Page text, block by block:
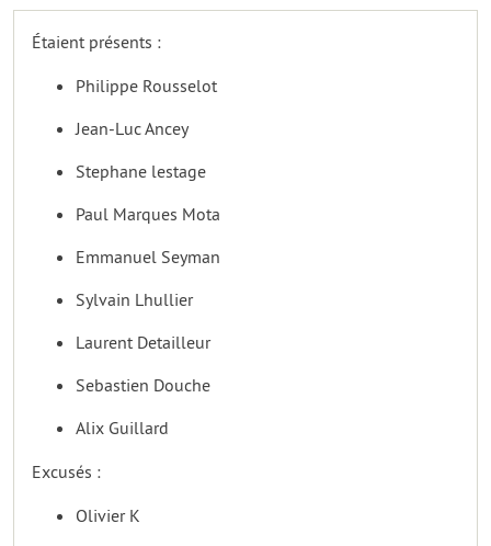
Étaient présents :
Philippe Rousselot
Jean-Luc Ancey
Stephane lestage
Paul Marques Mota
Emmanuel Seyman
Sylvain Lhullier
Laurent Detailleur
Sebastien Douche
Alix Guillard
Excusés :
Olivier K